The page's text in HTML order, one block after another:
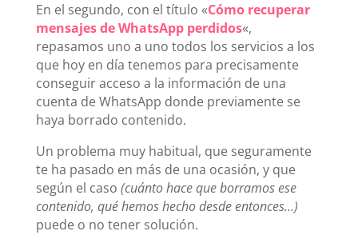
En el segundo, con el título «Cómo recuperar
mensajes de WhatsApp perdidos«,
repasamos uno a uno todos los servicios a los
que hoy en día tenemos para precisamente
conseguir acceso a la información de una
cuenta de WhatsApp donde previamente se
haya borrado contenido.
Un problema muy habitual, que seguramente
te ha pasado en más de una ocasión, y que
según el caso (cuánto hace que borramos ese
contenido, qué hemos hecho desde entonces…)
puede o no tener solución.